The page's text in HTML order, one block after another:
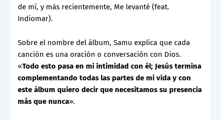
de mí, y más recientemente, Me levanté (feat.
Indiomar).
Sobre el nombre del álbum, Samu explica que cada
canción es una oración o conversación con Dios.
«Todo esto pasa en mi intimidad con él; Jesús termina
complementando todas las partes de mi vida y con
este álbum quiero decir que necesitamos su presencia
más que nunca».